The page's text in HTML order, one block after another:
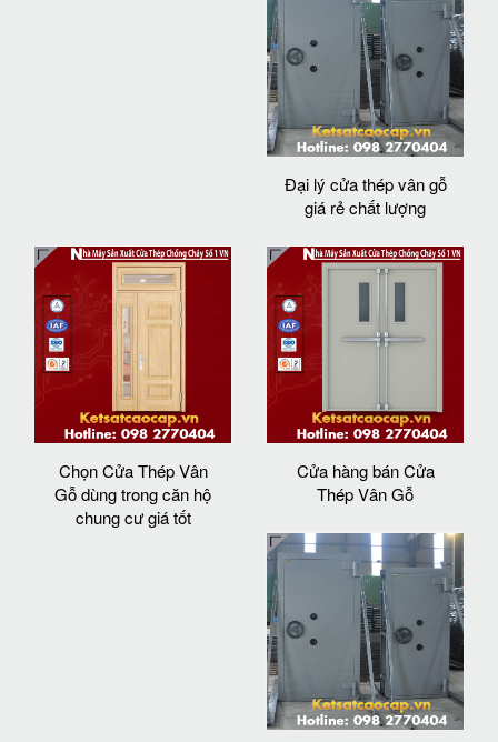
Đại lý cửa thép vân gỗ
giá rẻ chất lượng
Chọn Cửa Thép Vân
Gỗ dùng trong căn hộ
chung cư giá tốt
Cửa hàng bán Cửa
Thép Vân Gỗ